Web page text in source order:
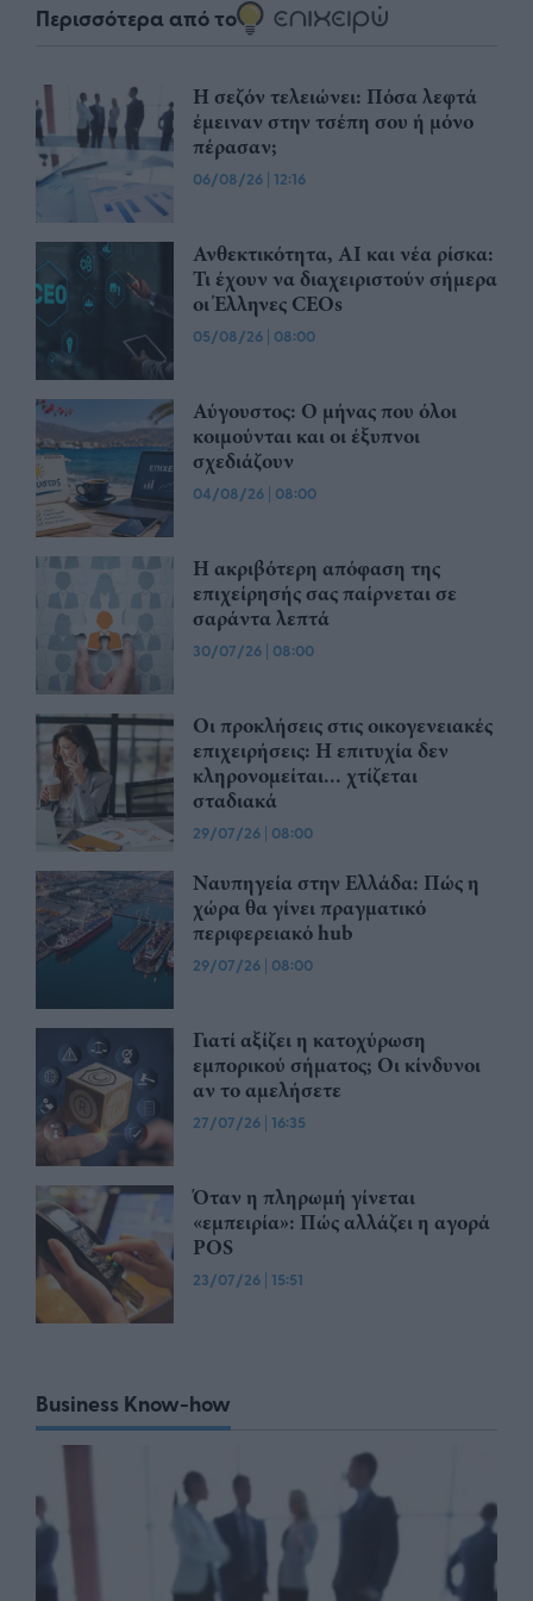
Περισσότερα από το
Η σεζόν τελειώνει: Πόσα λεφτά
έμειναν στην τσέπη σου ή μόνο
πέρασαν;
06/08/26 | 12:16
Ανθεκτικότητα, AI και νέα ρίσκα:
Τι έχουν να διαχειριστούν σήμερα
οι Έλληνες CEOs
05/08/26 | 08:00
Αύγουστος: Ο μήνας που όλοι
κοιμούνται και οι έξυπνοι
σχεδιάζουν
04/08/26 | 08:00
Η ακριβότερη απόφαση της
επιχείρησής σας παίρνεται σε
σαράντα λεπτά
30/07/26 | 08:00
Οι προκλήσεις στις οικογενειακές
επιχειρήσεις: Η επιτυχία δεν
κληρονομείται... χτίζεται
σταδιακά
29/07/26 | 08:00
Ναυπηγεία στην Ελλάδα: Πώς η
χώρα θα γίνει πραγματικό
περιφερειακό hub
29/07/26 | 08:00
Γιατί αξίζει η κατοχύρωση
εμπορικού σήματος; Οι κίνδυνοι
αν το αμελήσετε
27/07/26 | 16:35
Όταν η πληρωμή γίνεται
«εμπειρία»: Πώς αλλάζει η αγορά
POS
23/07/26 | 15:51
Business Know-how